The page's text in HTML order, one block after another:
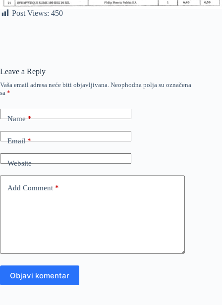
Post Views: 450
Leave a Reply
Vaša email adresa neće biti objavljivana. Neophodna polja su označena
sa *
Name*
Email*
Website
Add Comment *
Objavi komentar